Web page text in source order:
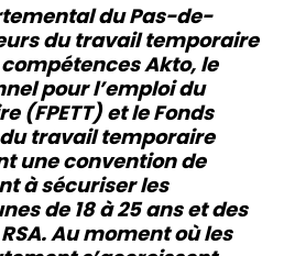
du Pas-de-
du travail temporaire
Akto, le
pour l’emploi du
(FPETT) et le Fonds
travail temporaire
une convention de
à sécuriser les
de 18 à 25 ans et des
Au moment où les